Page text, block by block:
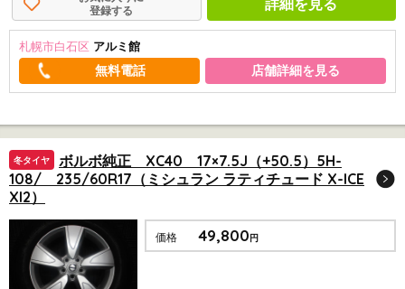
登録する
札幌市白石区 アルミ館
店舗詳細を見る
冬タイヤ
ボルボ純正 XC40 17×7.5J（+50.5）5H-
108/ 235/60R17（ミシュラン ラティチュード X-ICE
XI2）
価格 49,800円